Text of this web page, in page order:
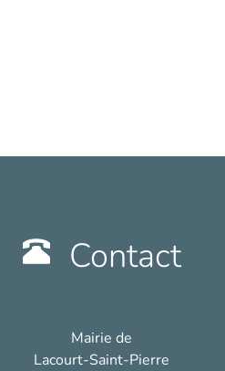
Contact
Mairie de
Lacourt-Saint-Pierre